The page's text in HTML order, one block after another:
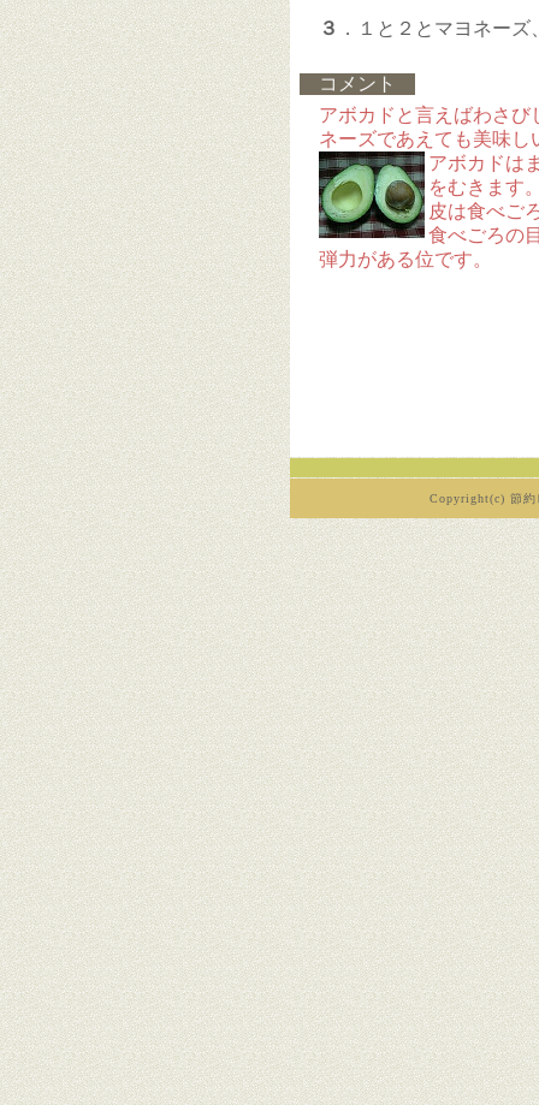
３ ．１と２とマヨネー
コメント
アボカドと言えばわさ
ネーズであえても美味し
アボカドは
をむきます
皮は食べご
食べごろの
弾力がある位です。
Copyright(c) 節